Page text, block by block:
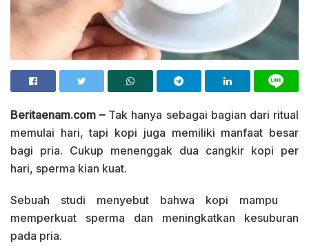
Beritaenam.com –Tak hanya sebagai bagian dari ritual
memulai hari, tapi kopi juga memiliki manfaat besar
bagi pria. Cukup menenggak dua cangkir kopi per
hari, sperma kian kuat.
Sebuah studi menyebut bahwa kopi mampu
memperkuat sperma dan meningkatkan kesuburan
pada pria.